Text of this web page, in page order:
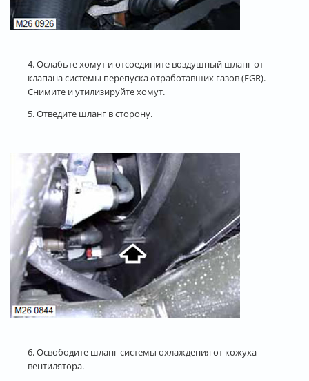
4. Ослабьте хомут и отсоедините воздушный шланг от
клапана системы перепуска отработавших газов (EGR).
Снимите и утилизируйте хомут.
5. Отведите шланг в сторону.
6. Освободите шланг системы охлаждения от кожуха
вентилятора.